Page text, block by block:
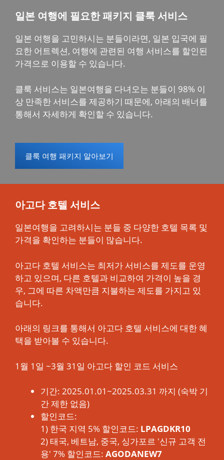
일본 여행에 필요한 패키지 클룩 서비스
일본 여행을 고민하시는 분들이라면, 일본 입국에 필
요한 어트렉션, 여행에 관련된 여행 서비스를 할인된
가격으로 이용할 수 있습니다.
클룩 서비스는 일본여행을 다녀오는 분들이 98% 이
상 만족한 서비스를 제공하기 때문에, 아래의 배너를
통해서 자세하게 확인할 수 있습니다.
클룩 여행 패키지 알아보기
아고다 호텔 서비스
일본여행을 고려하시는 분들 중 다양한 호텔 목록 및
가격을 확인하는 분들이 많습니다.
아고다 호텔 서비스는 최저가 서비스를 제도를 운영
하고 있으며, 다른 호텔과 비교하여 가격이 높을 경
우, 그에 따른 차액만큼 지불하는 제도를 가지고 있
습니다.
아래의 링크를 통해서 아고다 호텔 서비스에 대한 혜
택을 받아볼 수 있습니다.
1월 1일 ~3월 31일 아고다 할인 코드 서비스
기간: 2025.01.01~2025.03.31 까지 (숙박 기
간 제한 없음)
할인코드:
1) 한국 지역 5% 할인코드: LPAGDKR10
2) 태국, 베트남, 중국, 싱가포르 '신규 고객 전
용' 7% 할인코드: AGODANEW7